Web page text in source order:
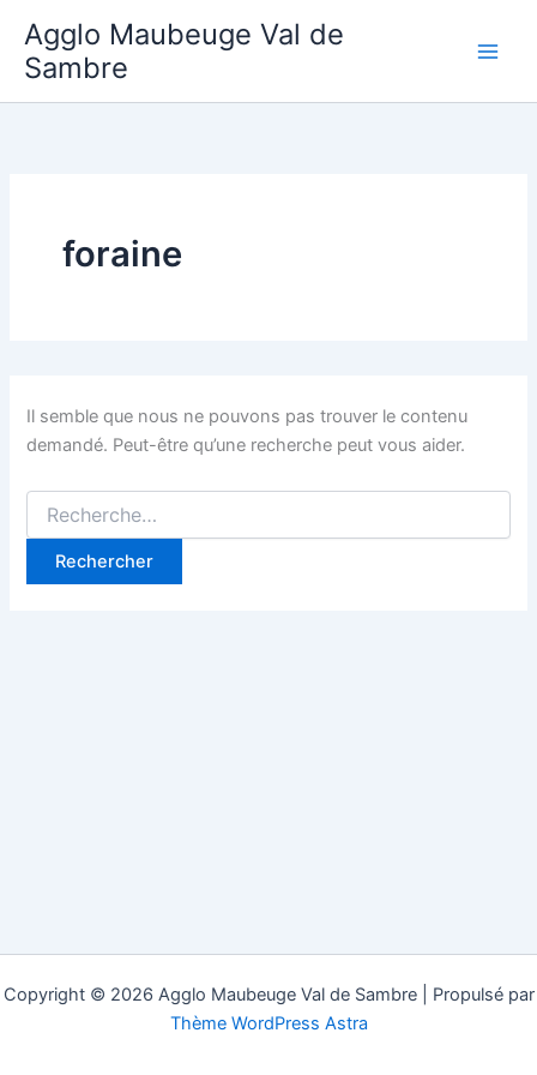
contenu
Agglo Maubeuge Val de
Sambre
foraine
Il semble que nous ne pouvons pas trouver le contenu
demandé. Peut-être qu’une recherche peut vous aider.
Rechercher :
Copyright © 2026 Agglo Maubeuge Val de Sambre | Propulsé par
Thème WordPress Astra